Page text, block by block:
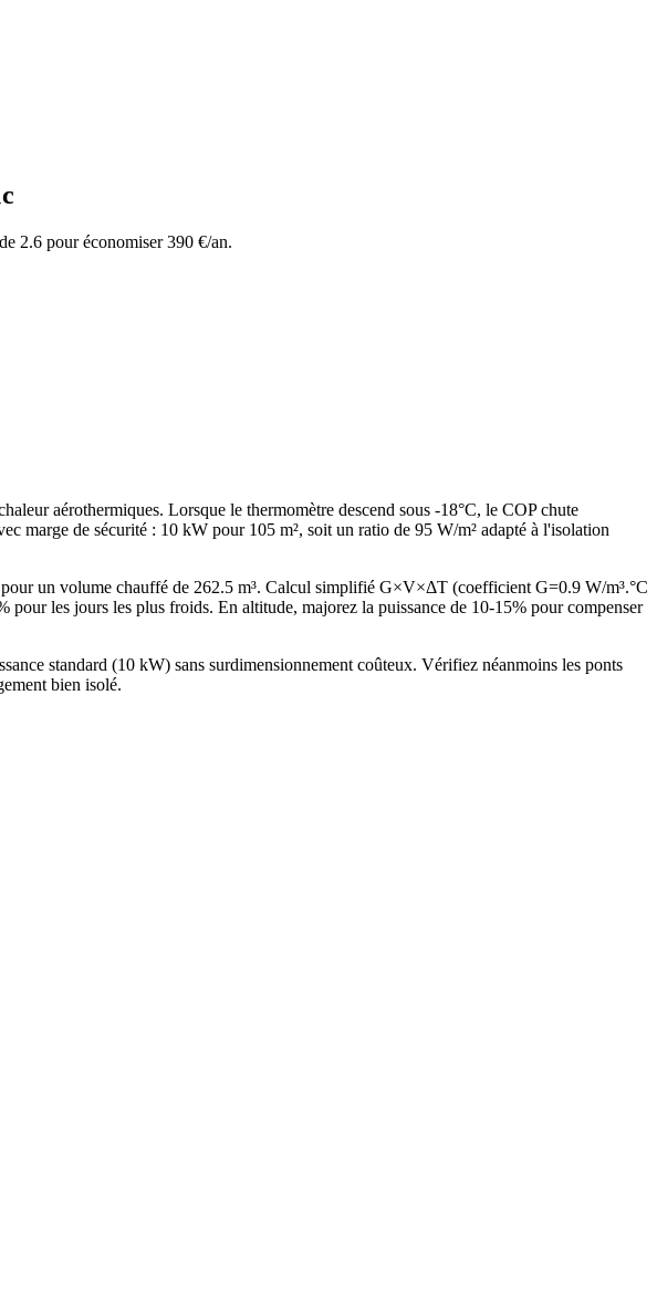
2.6 pour économiser 390 €/an.
aérothermiques. Lorsque le thermomètre descend sous -18°C, le COP chute
marge de sécurité : 10 kW pour 105 m², soit un ratio de 95 W/m² adapté à l'isolation
un volume chauffé de 262.5 m³. Calcul simplifié G×V×ΔT (coefficient G=0.9 W/m³.°C
les jours les plus froids. En altitude, majorez la puissance de 10-15% pour compenser
standard (10 kW) sans surdimensionnement coûteux. Vérifiez néanmoins les ponts
bien isolé.